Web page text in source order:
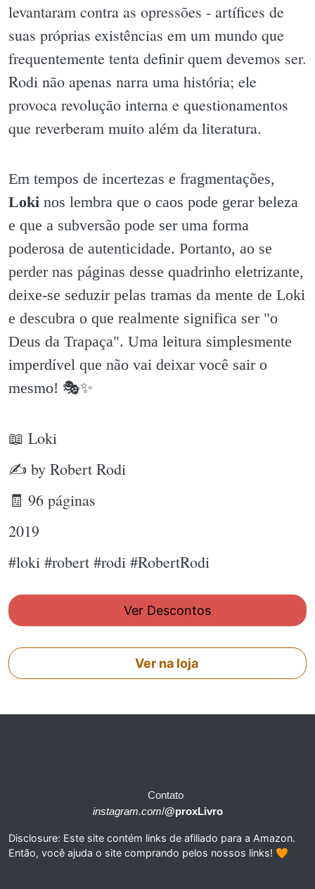
levantaram contra as opressões - artífices de
suas próprias existências em um mundo que
frequentemente tenta definir quem devemos ser.
Rodi não apenas narra uma história; ele
provoca revolução interna e questionamentos
que reverberam muito além da literatura.
Em tempos de incertezas e fragmentações,
Loki nos lembra que o caos pode gerar beleza
e que a subversão pode ser uma forma
poderosa de autenticidade. Portanto, ao se
perder nas páginas desse quadrinho eletrizante,
deixe-se seduzir pelas tramas da mente de Loki
e descubra o que realmente significa ser "o
Deus da Trapaça". Uma leitura simplesmente
imperdível que não vai deixar você sair o
mesmo! 🎭✨️
📖 Loki
✍ by Robert Rodi
🧾 96 páginas
2019
#loki #robert #rodi #RobertRodi
Ver Descontos
Ver na loja
Contato
instagram.com/@proxLivro
Disclosure: Este site contém links de afiliado para a Amazon.
Então, você ajuda o site comprando pelos nossos links! 🧡